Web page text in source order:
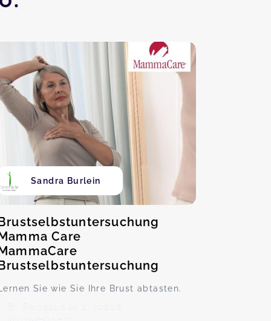
Sandra Burlein
Care
Sie wie Sie Ihre Brust abtasten.
Remsstraße 2, 70806
Kornwestheim